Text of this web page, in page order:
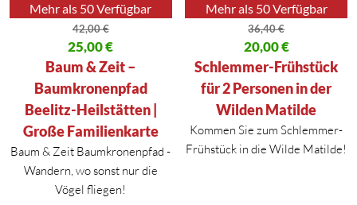
Mehr als 50 Verfügbar
42,00€
Ursprünglicher Preis war: 42,00 €
25,00€
Aktueller Preis ist: 25,00 €.
Baum & Zeit –
Baumkronenpfad
Beelitz-Heilstätten |
Große Familienkarte
Baum & Zeit Baumkronenpfad -
Wandern, wo sonst nur die
Vögel fliegen!
Mehr als 50 Verfügbar
36,40€
Ursprünglicher Preis war:
20,00€
Aktueller Preis ist: 20,00 €.
Schlemmer-Frühstück
für 2 Personen in der
Wilden Matilde
Kommen Sie zum Schlemmer-
Frühstück in die Wilde Matilde!